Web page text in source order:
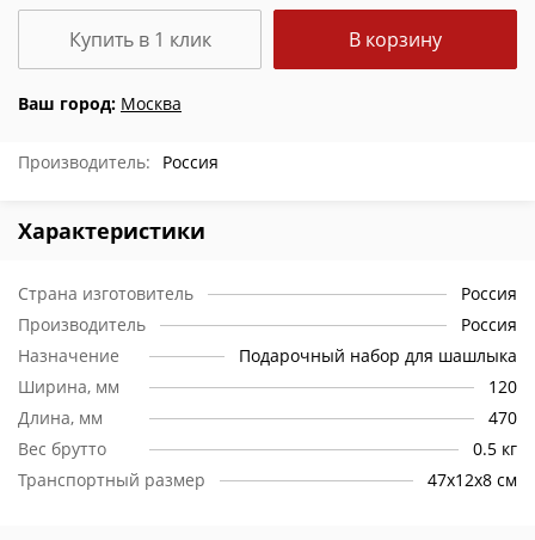
Ваш город: Москва
В корзину
Купить в 1 клик
Производитель: Россия
Характеристики
Страна изготовитель
Россия
Производитель
Россия
Назначение
Подарочный набор для шашлыка
Ширина, мм
120
Длина, мм
470
Вес брутто
0.5 кг
Транспортный размер
47х12х8 см